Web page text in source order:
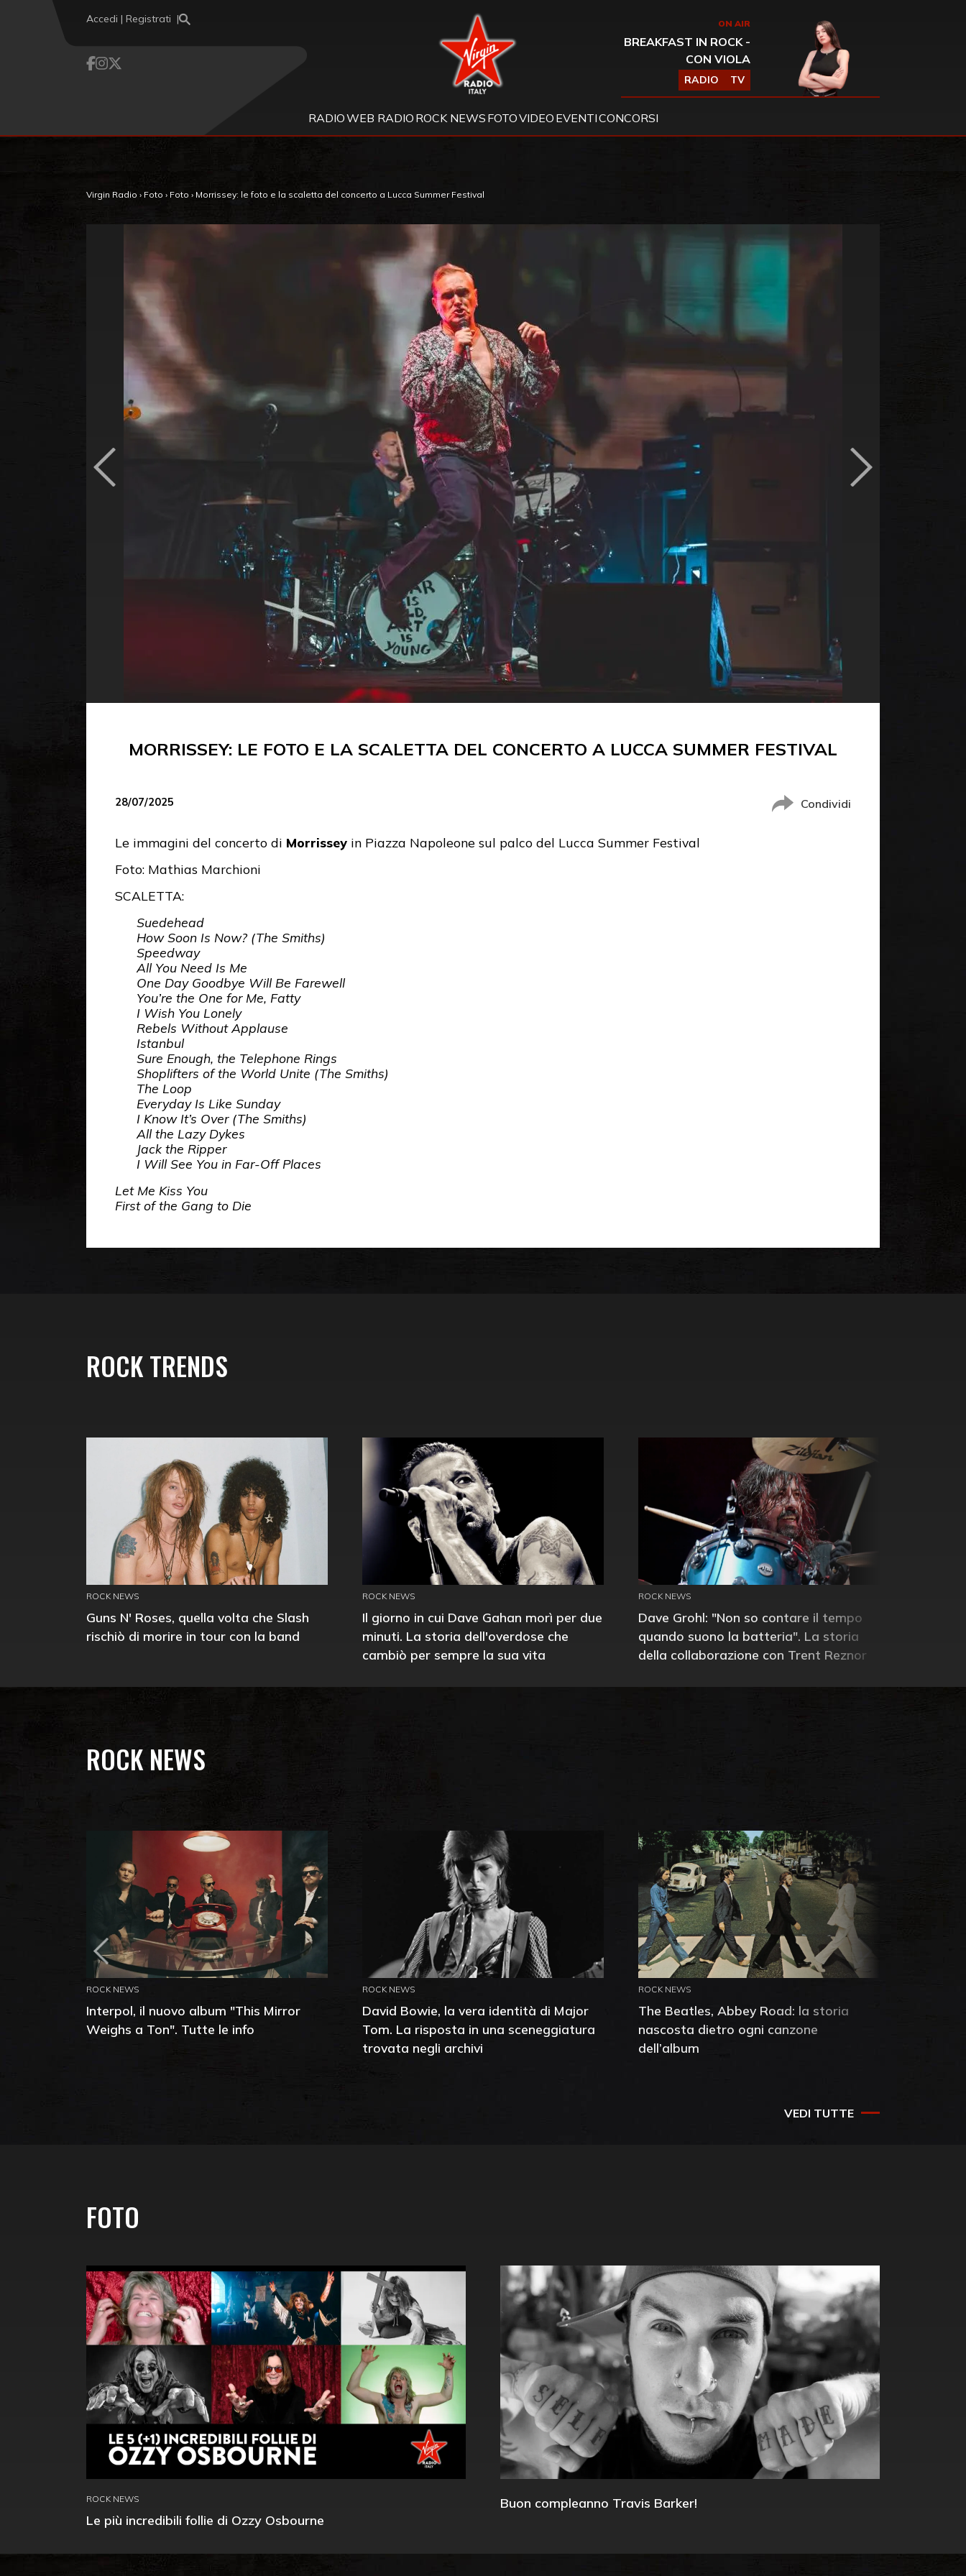
Accedi | Registrati Virgin Radio ON AIR
BREAKFAST IN ROCK -
CON VIOLA
RADIO TV
RADIOWEB RADIO ROCK NEWS FOTOVIDEO EVENTICONCORSI
Virgin Radio › Foto › Foto › Morrissey: le foto e la scaletta del concerto a Lucca Summer Festival
MORRISSEY: LE FOTO E LA SCALETTA DEL CONCERTO A LUCCA SUMMER FESTIVAL
28/07/2025 Condividi
Le immagini del concerto di Morrissey in Piazza Napoleone sul palco del Lucca Summer Festival
Foto: Mathias Marchioni
SCALETTA:
Suedehead
How Soon Is Now? (The Smiths)
Speedway
All You Need Is Me
One Day Goodbye Will Be Farewell
You’re the One for Me, Fatty
I Wish You Lonely
Rebels Without Applause
Istanbul
Sure Enough, the Telephone Rings
Shoplifters of the World Unite (The Smiths)
The Loop
Everyday Is Like Sunday
I Know It’s Over (The Smiths)
All the Lazy Dykes
Jack the Ripper
I Will See You in Far-Off Places
Let Me Kiss You
First of the Gang to Die
ROCK TRENDS
ROCK NEWS
Guns N' Roses, quella volta che Slash
rischiò di morire in tour con la band
ROCK NEWS
Il giorno in cui Dave Gahan morì per due
minuti. La storia dell'overdose che
cambiò per sempre la sua vita
ROCK NEWS
Dave Grohl: "Non so contare il tempo
quando suono la batteria". La storia
della collaborazione con Trent Reznor
ROCK NEWS
ROCK NEWS
Interpol, il nuovo album "This Mirror
Weighs a Ton". Tutte le info
ROCK NEWS
David Bowie, la vera identità di Major
Tom. La risposta in una sceneggiatura
trovata negli archivi
ROCK NEWS
The Beatles, Abbey Road: la storia
nascosta dietro ogni canzone
dell’album
VEDI TUTTE
FOTO
ROCK NEWS
Le più incredibili follie di Ozzy Osbourne
Buon compleanno Travis Barker!